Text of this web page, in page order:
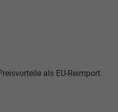
als EU-Reimport.